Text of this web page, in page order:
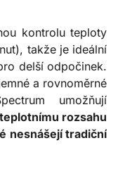
kontrolu teploty
takže je ideální
delší odpočinek.
a rovnoměrné
umožňují
rozsahu
nesnášejí tradiční